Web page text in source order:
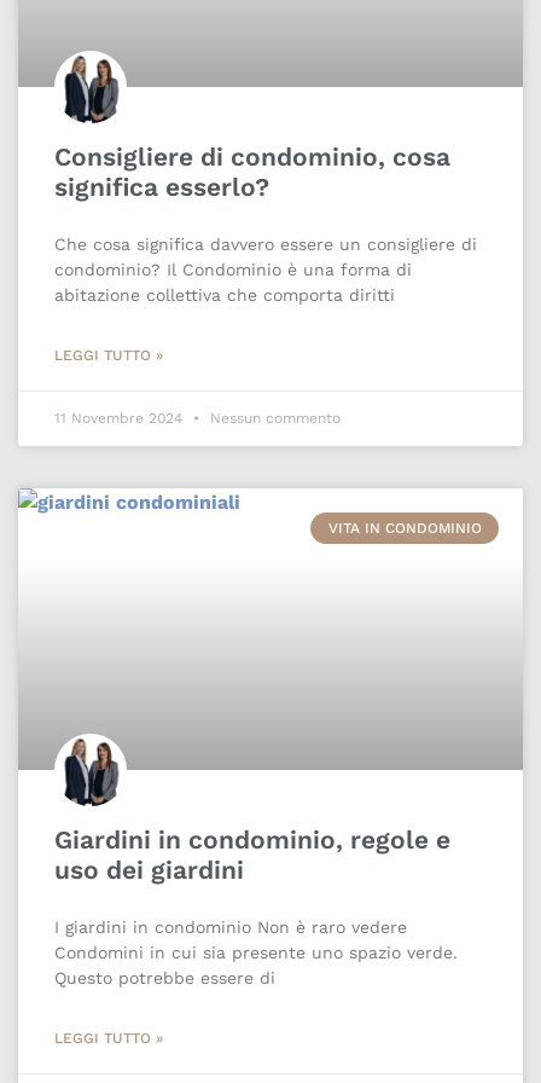
Consigliere di condominio, cosa
significa esserlo?
Che cosa significa davvero essere un consigliere di
condominio? Il Condominio è una forma di
abitazione collettiva che comporta diritti
LEGGI TUTTO »
11 Novembre 2024 Nessun commento
VITA IN CONDOMINIO
Giardini in condominio, regole e
uso dei giardini
I giardini in condominio Non è raro vedere
Condomini in cui sia presente uno spazio verde.
Questo potrebbe essere di
LEGGI TUTTO »